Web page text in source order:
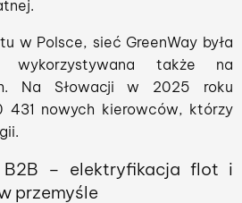
w Polsce, sieć GreenWay była
wykorzystywana także na
Na Słowacji w 2025 roku
431 nowych kierowców, którzy
B2B – elektryfikacja flot i
przemyśle